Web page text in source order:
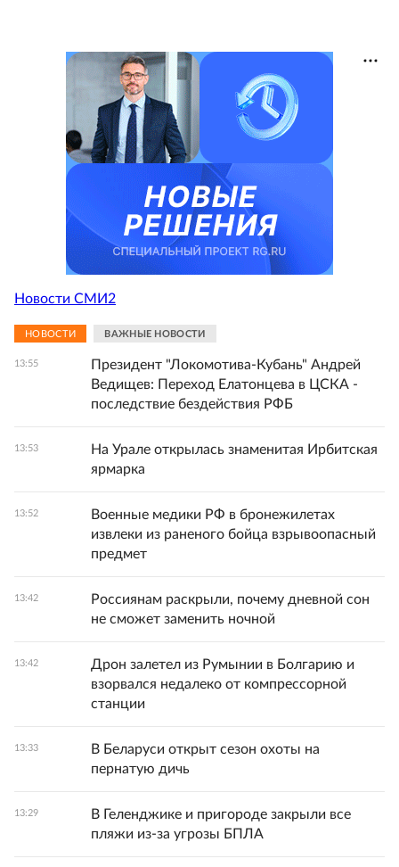
Новости СМИ2
НОВОСТИ ВАЖНЫЕ НОВОСТИ
13:55
Президент "Локомотива-Кубань" Андрей
Ведищев: Переход Елатонцева в ЦСКА -
последствие бездействия РФБ
13:53
На Урале открылась знаменитая Ирбитская
ярмарка
13:52
Военные медики РФ в бронежилетах
извлеки из раненого бойца взрывоопасный
предмет
13:42
Россиянам раскрыли, почему дневной сон
не сможет заменить ночной
13:42
Дрон залетел из Румынии в Болгарию и
взорвался недалеко от компрессорной
станции
13:33
В Беларуси открыт сезон охоты на
пернатую дичь
13:29
В Геленджике и пригороде закрыли все
пляжи из-за угрозы БПЛА